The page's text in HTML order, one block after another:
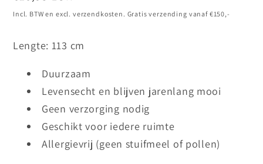
prijs
Incl. BTW en excl. verzendkosten. Gratis verzending vanaf €150,-
Lengte: 113 cm
Duurzaam
Levensecht en blijven jarenlang mooi
Geen verzorging nodig
Geschikt voor iedere ruimte
Allergievrij (geen stuifmeel of pollen)